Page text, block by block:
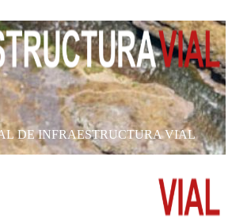
DE INFRAESTRUCTURA VIAL